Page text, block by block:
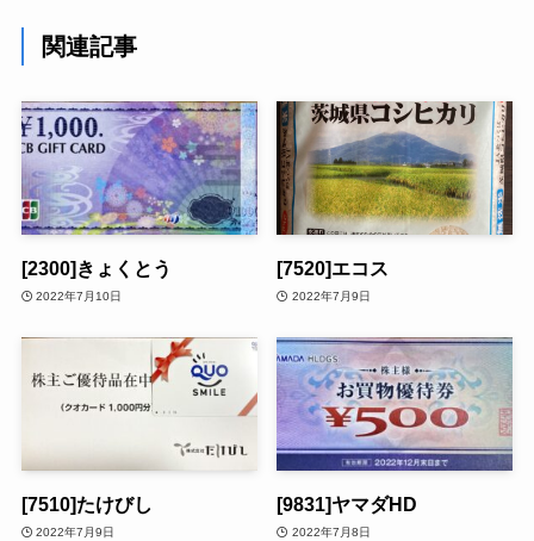
関連記事
[2300]きょくとう
2022年7月10日
[7520]エコス
2022年7月9日
[7510]たけびし
2022年7月9日
[9831]ヤマダHD
2022年7月8日